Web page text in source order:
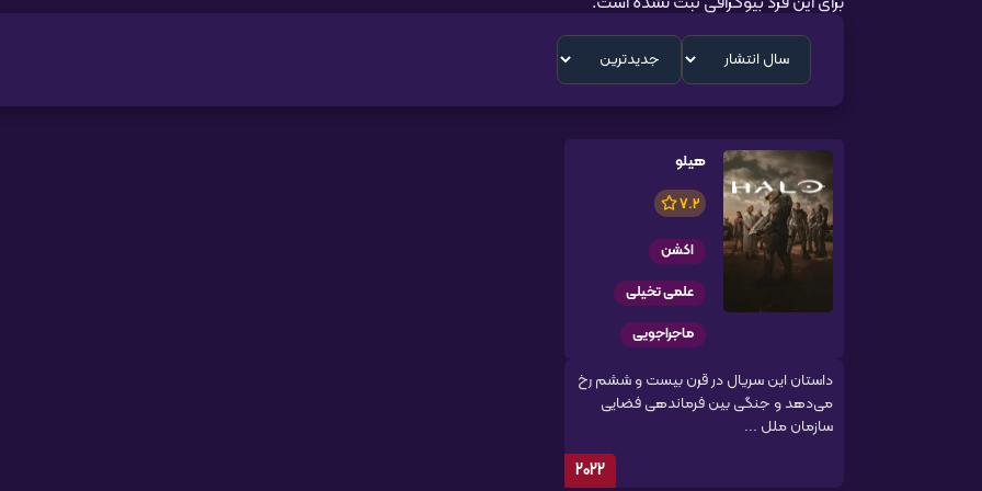
هیلو
7.2
اکشن
علمی تخیلی
ماجراجویی
داستان این سریال در قرن بیست و ششم رخ
می‌دهد و جنگی بین فرماندهی فضایی
سازمان ملل ...
2022